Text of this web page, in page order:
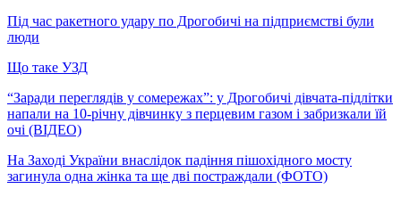
Під час ракетного удару по Дрогобичі на підприємстві були
люди
Що таке УЗД
“Заради переглядів у сомережах”: у Дрогобичі дівчата-підлітки
напали на 10-річну дівчинку з перцевим газом і забризкали їй
очі (ВІДЕО)
На Заході України внаслідок падіння пішохідного мосту
загинула одна жінка та ще дві постраждали (ФОТО)